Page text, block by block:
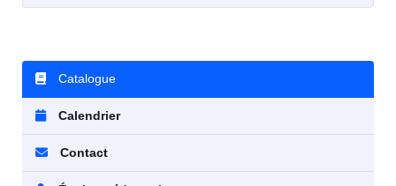
Catalogue
Calendrier
Contact